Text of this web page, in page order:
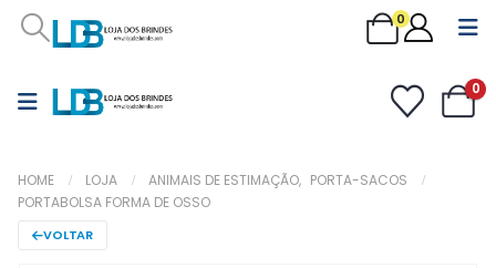
0
0
HOME LOJA ANIMAIS DE ESTIMAÇÃO, PORTA-SACOS
PORTABOLSA FORMA DE OSSO
VOLTAR